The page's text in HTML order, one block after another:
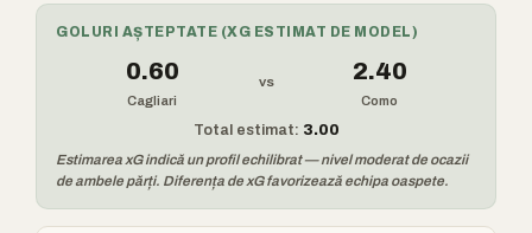
GOLURI AȘTEPTATE (XG ESTIMAT DE MODEL)
0.60
Cagliari
vs 2.40
Como
Total estimat: 3.00
Estimarea xG indică un profil echilibrat — nivel moderat de ocazii
de ambele părți. Diferența de xG favorizează echipa oaspete.